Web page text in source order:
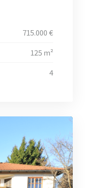
715.000 €
125 m²
4